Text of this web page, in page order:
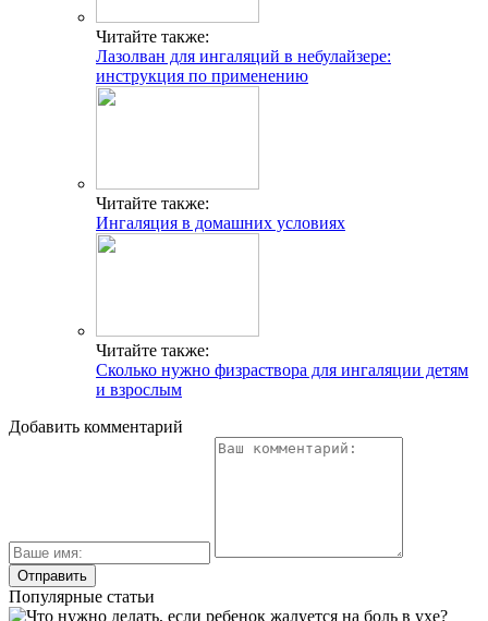
Читайте также:
Лазолван для ингаляций в небулайзере:
инструкция по применению
Читайте также:
Ингаляция в домашних условиях
Читайте также:
Сколько нужно физраствора для ингаляции детям
и взрослым
Добавить комментарий
Популярные статьи